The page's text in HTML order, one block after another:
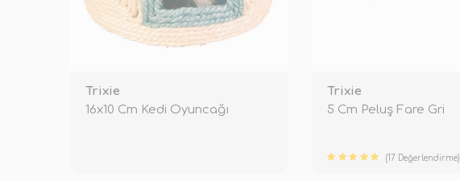
Trixie
16x10 Cm Kedi Oyuncağı
Trixie
5 Cm Peluş Fare Gri
(17 Değerlendirme)